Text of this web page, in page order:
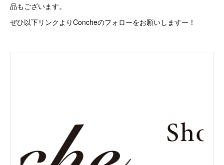
品もございます。
ぜひ以下リンクよりConcheのフォローをお願いしますー！